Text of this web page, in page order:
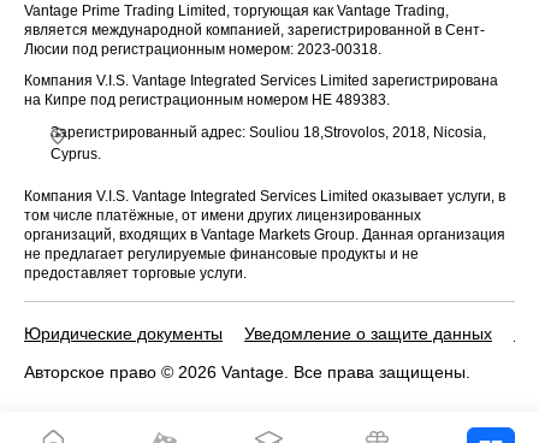
Vantage Prime Trading Limited, торгующая как Vantage Trading,
является международной компанией, зарегистрированной в Сент-
Люсии под регистрационным номером: 2023-00318.
Компания V.I.S. Vantage Integrated Services Limited зарегистрирована
на Кипре под регистрационным номером HE 489383.
Зарегистрированный адрес: Souliou 18,Strovolos, 2018, Nicosia,
Cyprus.
Компания V.I.S. Vantage Integrated Services Limited оказывает услуги, в
том числе платёжные, от имени других лицензированных
организаций, входящих в Vantage Markets Group. Данная организация
не предлагает регулируемые финансовые продукты и не
предоставляет торговые услуги.
Юридические документы Уведомление о защите данных
Авторское право © 2026 Vantage. Все права защищены.